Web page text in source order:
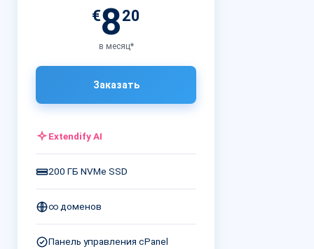
€820
в месяц*
Заказать
Extendify AI
200 ГБ NVMe SSD
∞ доменов
Панель управления cPanel